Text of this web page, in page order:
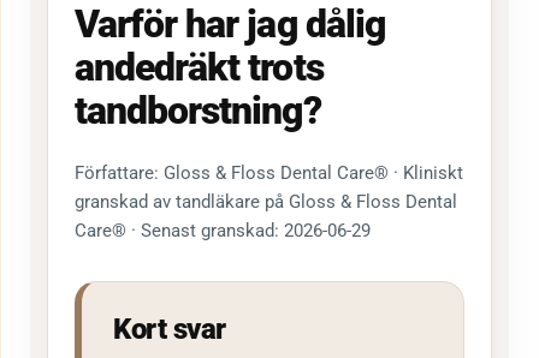
Varför har jag dålig
andedräkt trots
tandborstning?
Författare: Gloss & Floss Dental Care® · Kliniskt
granskad av tandläkare på Gloss & Floss Dental
Care® · Senast granskad: 2026-06-29
Kort svar